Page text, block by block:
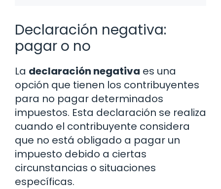
Declaración negativa:
pagar o no
La declaración negativa es una
opción que tienen los contribuyentes
para no pagar determinados
impuestos. Esta declaración se realiza
cuando el contribuyente considera
que no está obligado a pagar un
impuesto debido a ciertas
circunstancias o situaciones
específicas.